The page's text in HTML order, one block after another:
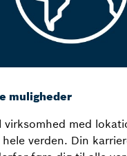
muligheder
virksomhed med
verden. Din